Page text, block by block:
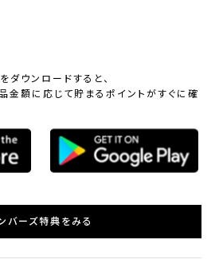
ウンロードすると、
金額に応じて貯まるポイントがすぐに確
バーズ特典をみる